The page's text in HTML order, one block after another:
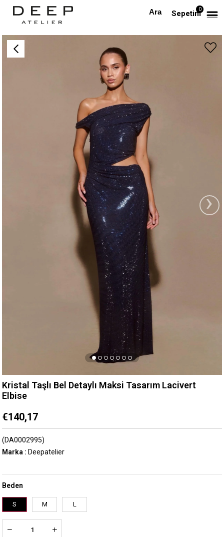
Sepetim0
Anasayfa TÜM ELBİSELER Kristal Taşlı Bel Detaylı Maksi Tasarım Lacivert Elbise
›
Kristal Taşlı Bel Detaylı Maksi Tasarım Lacivert
Elbise
€140,17
(DA0002995)
Marka : Deepatelier
Beden
S M L